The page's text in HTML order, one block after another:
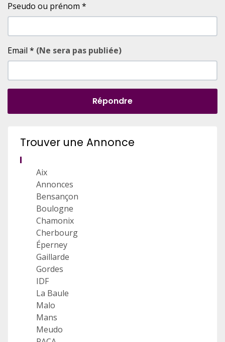
Pseudo ou prénom *
Email * (Ne sera pas publiée)
Répondre
Trouver une Annonce
Aix
Annonces
Bensançon
Boulogne
Chamonix
Cherbourg
Éperney
Gaillarde
Gordes
IDF
La Baule
Malo
Mans
Meudo